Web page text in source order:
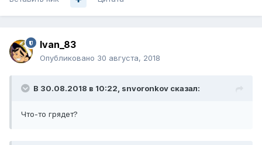
Ivan_83
Опубликовано 30 августа, 2018
В 30.08.2018 в 10:22, snvoronkov сказал:
Что-то грядет?